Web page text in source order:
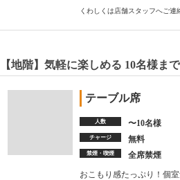
くわしくは店舗スタッフへご連
【地階】気軽に楽しめる 10名様ま
テーブル席
人数 〜10名様
チャージ 無料
禁煙・喫煙
全席禁煙
おこもり感たっぷり！個